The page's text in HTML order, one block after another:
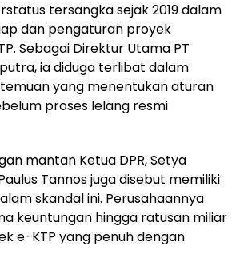
tersangka sejak 2019 dalam
dan pengaturan proyek
Sebagai Direktur Utama PT
ia diduga terlibat dalam
yang menentukan aturan
proses lelang resmi
mantan Ketua DPR, Setya
Tannos juga disebut memiliki
skandal ini. Perusahaannya
keuntungan hingga ratusan miliar
e-KTP yang penuh dengan